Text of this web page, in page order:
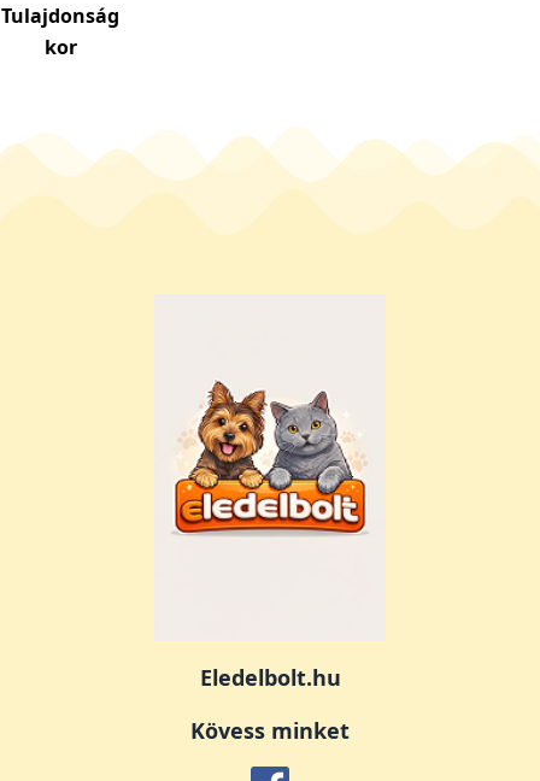
Tulajdonság
kor
Eledelbolt.hu
Kövess minket